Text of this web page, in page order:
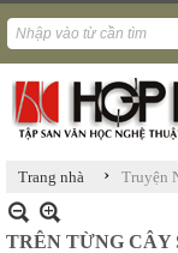
Trang nhà › Truyện
TRÊN TỪNG CÂY